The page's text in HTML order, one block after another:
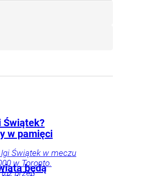
Świątek?
w pamięci
Świątek w meczu
w Toronto.
tuż przedbędą